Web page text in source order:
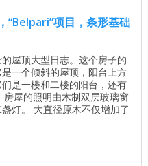
“Belpari”项目，条形基础
屋顶大型日志。这个房子的
一个倾斜的屋顶，阳台上方
是一楼和二楼的阳台，还有
屋的照明由木制双层玻璃窗
灯。 大直径原木不仅增加了
和坚固。 房屋的布局和每个
。 了解基地的价格 独立计
理房屋 - 找出价格 木屋的